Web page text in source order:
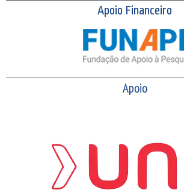
Apoio Financeiro
Apoio